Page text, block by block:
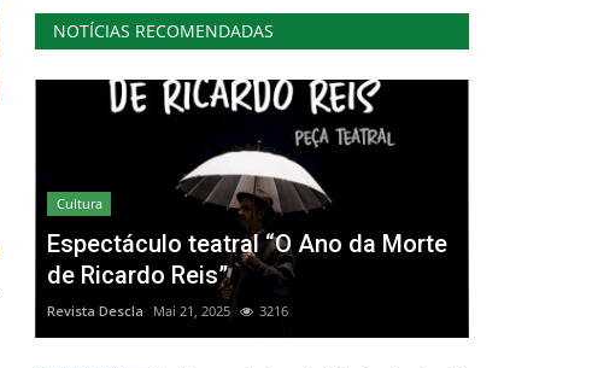
NOTÍCIAS RECOMENDADAS
Cultura
Espectáculo teatral “O Ano da Morte
de Ricardo Reis”
Revista Descla Mai 21, 2025 3216